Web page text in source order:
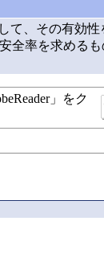
、その有効性
率を求めるも
」をク